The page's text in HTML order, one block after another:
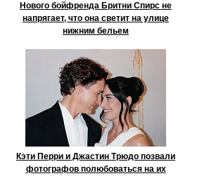
Нового бойфренда Бритни Спирс не
напрягает, что она светит на улице
нижним бельем
Кэти Перри и Джастин Трюдо позвали
фотографов полюбоваться на их